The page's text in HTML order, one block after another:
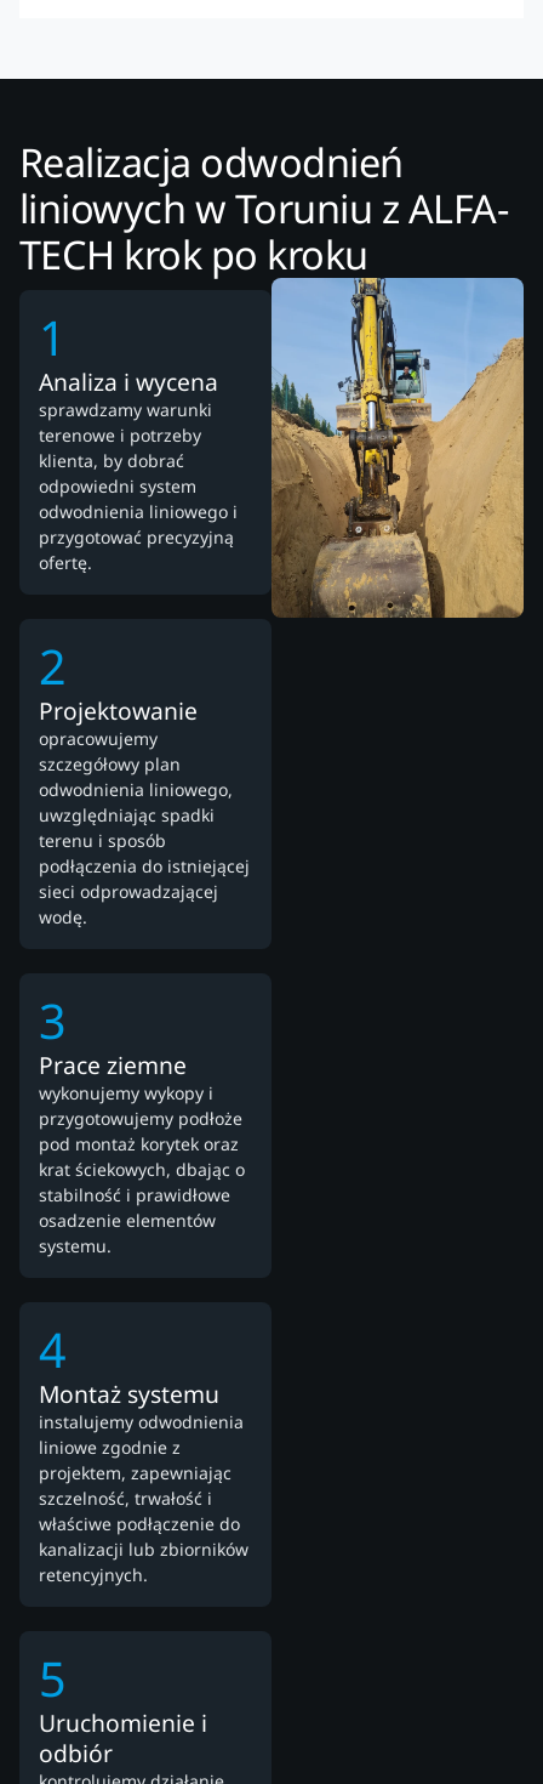
Realizacja odwodnień
liniowych w Toruniu z ALFA-
TECH krok po kroku
1
Analiza i wycena
sprawdzamy warunki
terenowe i potrzeby
klienta, by dobrać
odpowiedni system
odwodnienia liniowego i
przygotować precyzyjną
ofertę.
2
Projektowanie
opracowujemy
szczegółowy plan
odwodnienia liniowego,
uwzględniając spadki
terenu i sposób
podłączenia do istniejącej
sieci odprowadzającej
wodę.
3
Prace ziemne
wykonujemy wykopy i
przygotowujemy podłoże
pod montaż korytek oraz
krat ściekowych, dbając o
stabilność i prawidłowe
osadzenie elementów
systemu.
4
Montaż systemu
instalujemy odwodnienia
liniowe zgodnie z
projektem, zapewniając
szczelność, trwałość i
właściwe podłączenie do
kanalizacji lub zbiorników
retencyjnych.
5
Uruchomienie i
odbiór